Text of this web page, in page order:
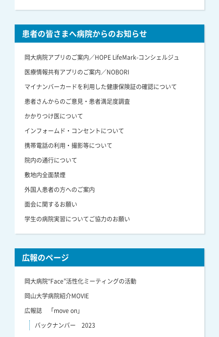
患者の皆さまへ病院からのお知らせ
岡大病院アプリのご案内／HOPE LifeMark-コンシェルジュ
医療情報共有アプリのご案内／NOBORI
マイナンバーカードを利用した健康保険証の確認について
患者さんからのご意見・患者満足度調査
かかりつけ医について
インフォームド・コンセントについて
携帯電話の利用・撮影等について
院内の通行について
敷地内全面禁煙
外国人患者の方へのご案内
面会に関するお願い
学生の病院実習についてご協力のお願い
広報のページ
岡大病院“Face”活性化ミーティングの活動
岡山大学病院紹介MOVIE
広報誌 「move on」
バックナンバー 2023